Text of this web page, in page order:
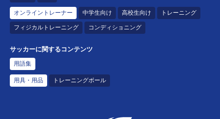
オンライントレーナー 中学生向け 高校生向け トレーニング
フィジカルトレーニング コンディショニング
サッカーに関するコンテンツ
用語集
用具・用品 トレーニングボール